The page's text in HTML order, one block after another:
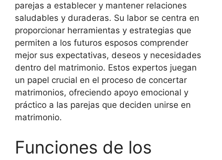
parejas a establecer y mantener relaciones
saludables y duraderas. Su labor se centra en
proporcionar herramientas y estrategias que
permiten a los futuros esposos comprender
mejor sus expectativas, deseos y necesidades
dentro del matrimonio. Estos expertos juegan
un papel crucial en el proceso de concertar
matrimonios, ofreciendo apoyo emocional y
práctico a las parejas que deciden unirse en
matrimonio.
Funciones de los